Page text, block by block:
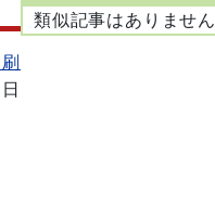
類似記事はありません